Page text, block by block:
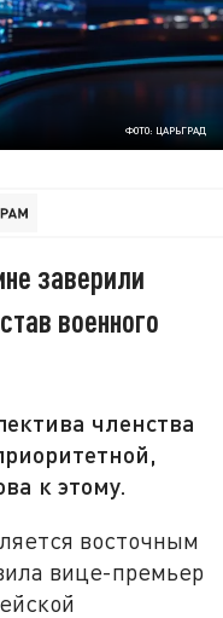
ФОТО: ЦАРЬГРАД
заверили
военного
членства
к этому.
восточным
вице-премьер